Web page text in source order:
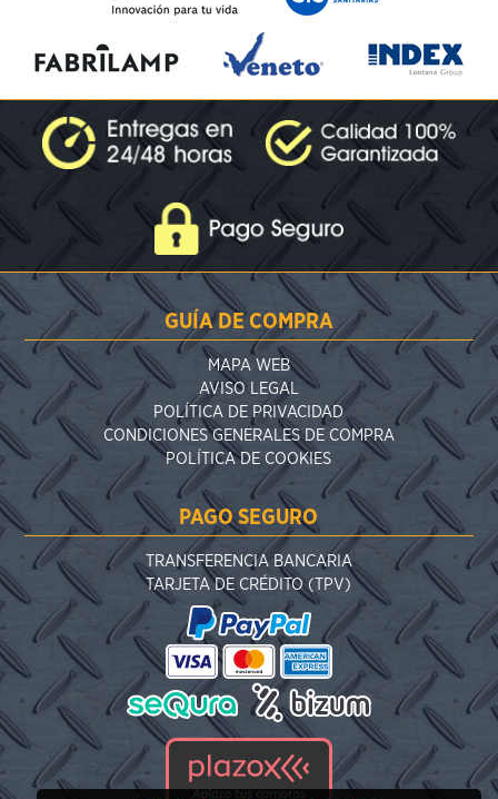
GUÍA DE COMPRA
MAPA WEB
AVISO LEGAL
POLÍTICA DE PRIVACIDAD
CONDICIONES GENERALES DE COMPRA
POLÍTICA DE COOKIES
PAGO SEGURO
TRANSFERENCIA BANCARIA
TARJETA DE CRÉDITO (TPV)